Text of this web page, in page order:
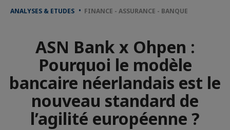
ANALYSES & ETUDES FINANCE - ASSURANCE - BANQUE
ASN Bank x Ohpen :
Pourquoi le modèle
bancaire néerlandais est le
nouveau standard de
l’agilité européenne ?